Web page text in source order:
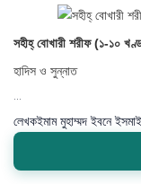
সহীহ্ বোখারী শরীফ (১-১০
হাদিস ও সুন্নাত
লেখকইমাম মুহাম্মদ ইবনে